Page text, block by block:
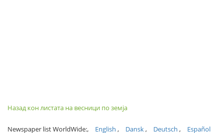
Назад кон листата на весници по земја
Newspaper list WorldWide: English Dansk Deutsch Español